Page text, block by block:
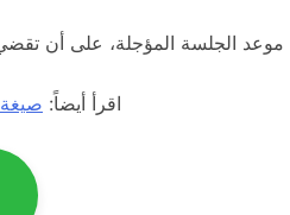
اقرأ أيضاً: